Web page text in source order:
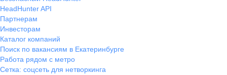
HeadHunter API
Партнерам
Инвесторам
Каталог компаний
Поиск по вакансиям в Екатеринбурге
Работа рядом с метро
Сетка: соцсеть для нетворкинга